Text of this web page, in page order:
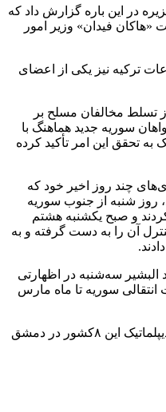
در این باره گزارش داد که
فیدان» وزیر امور
ترکیه نیز یکی از اعضای
تسلط مخالفان مسلح بر
سوریه جدید هماهنگ با
تحقق این امر تأکید کرده
چند روز اخیر خود که
روز شنبه از جنوب سوریه
و صبح یکشنبه هشتم
آن را به دست گرفته و به
سه‌شنبه در اظهارتی
سوریه تا ماه مارس
ازسرگیری فعالیت هیأت‌های دیپلماتیک این ۸کشور در دمشق